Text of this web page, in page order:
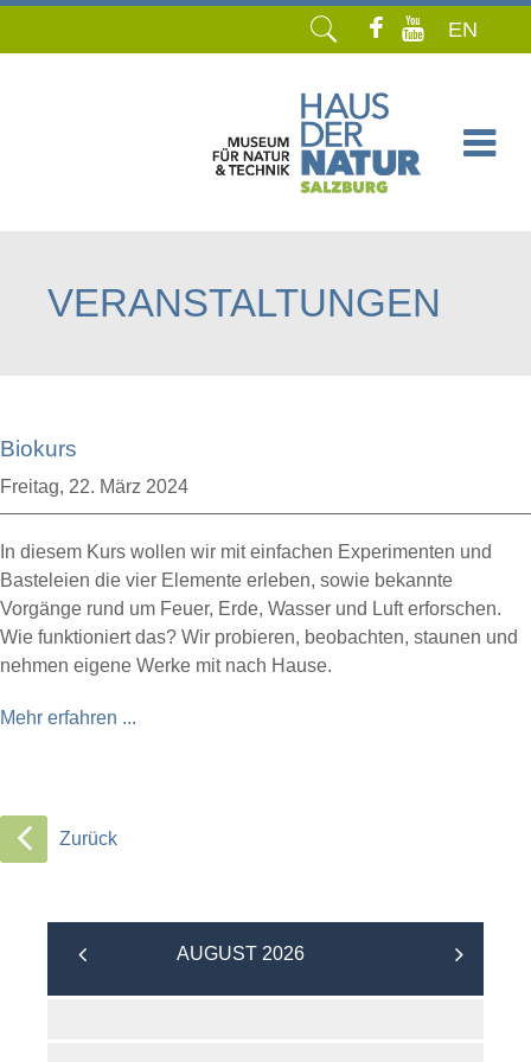
EN
VERANSTALTUNGEN
Biokurs
Freitag, 22. März 2024
In diesem Kurs wollen wir mit einfachen Experimenten und
Basteleien die vier Elemente erleben, sowie bekannte
Vorgänge rund um Feuer, Erde, Wasser und Luft erforschen.
Wie funktioniert das? Wir probieren, beobachten, staunen und
nehmen eigene Werke mit nach Hause.
Mehr erfahren ...
Zurück
AUGUST 2026